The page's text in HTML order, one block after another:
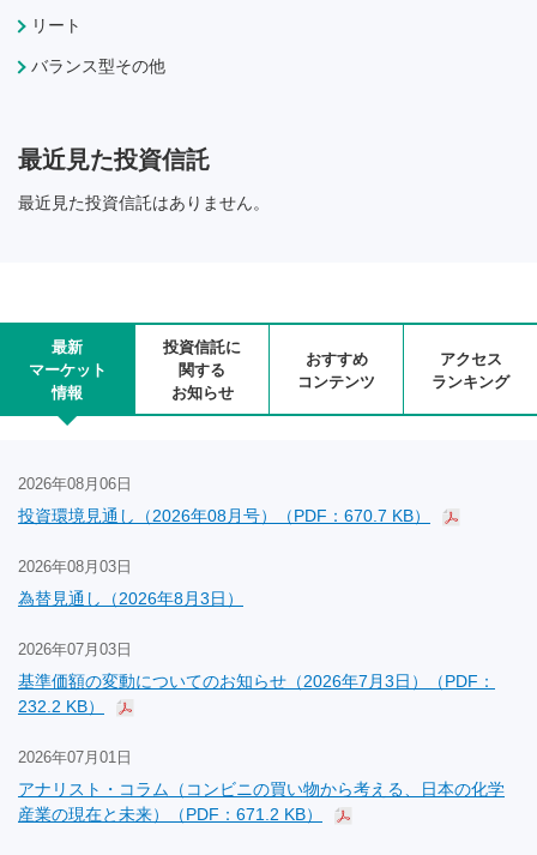
リート
バランス型その他
最近見た投資信託
最近見た投資信託はありません。
最新
マーケット
情報
投資信託に
関する
お知らせ
おすすめ
コンテンツ
アクセス
ランキング
2026年08月06日
投資環境見通し（2026年08月号）（PDF：670.7 KB）
2026年08月03日
為替見通し（2026年8月3日）
2026年07月03日
基準価額の変動についてのお知らせ（2026年7月3日）（PDF：
232.2 KB）
2026年07月01日
アナリスト・コラム（コンビニの買い物から考える、日本の化学
産業の現在と未来）（PDF：671.2 KB）